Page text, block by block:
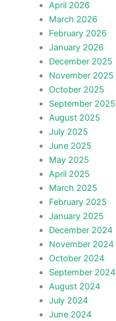
April 2026
March 2026
February 2026
January 2026
December 2025
November 2025
October 2025
September 2025
August 2025
July 2025
June 2025
May 2025
April 2025
March 2025
February 2025
January 2025
December 2024
November 2024
October 2024
September 2024
August 2024
July 2024
June 2024